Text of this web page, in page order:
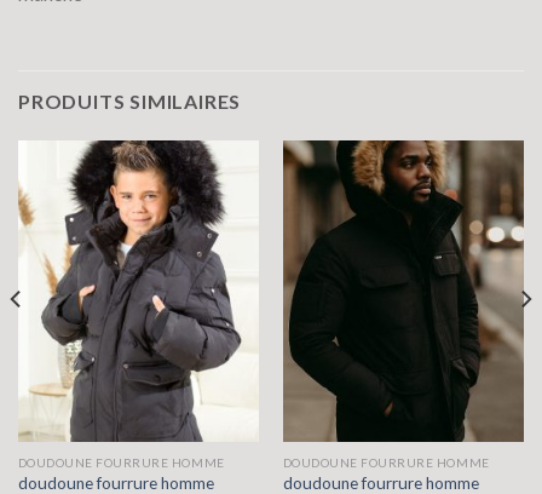
PRODUITS SIMILAIRES
DOUDOUNE FOURRURE HOMME
doudoune fourrure homme
DOUDOUNE FOURRURE HOMME
doudoune fourrure homme